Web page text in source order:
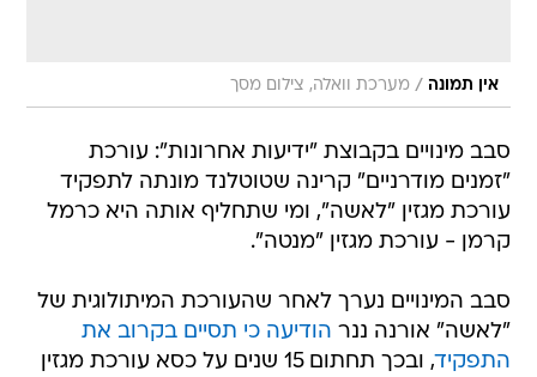
אין תמונה / מערכת וואלה, צילום מסך
סבב מינויים בקבוצת "ידיעות אחרונות": עורכת
"זמנים מודרניים" קרינה שטוטלנד מונתה לתפקיד
עורכת מגזין "לאשה", ומי שתחליף אותה היא כרמל
קרמן - עורכת מגזין "מנטה".
סבב המינויים נערך לאחר שהעורכת המיתולוגית של
"לאשה" אורנה ננר הודיעה כי תסיים בקרוב את
התפקיד
, ובכך תחתום 15 שנים על כסא עורכת מגזין